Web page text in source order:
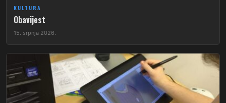
KULTURA
Obavijest
15. srpnja 2026.